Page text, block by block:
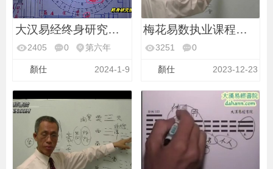
大汉易经终身研究班第
2405 0 第六年
顏仕 2024-1-9
梅花易数执业课程第12
3251
0
顏仕 2023-12-23